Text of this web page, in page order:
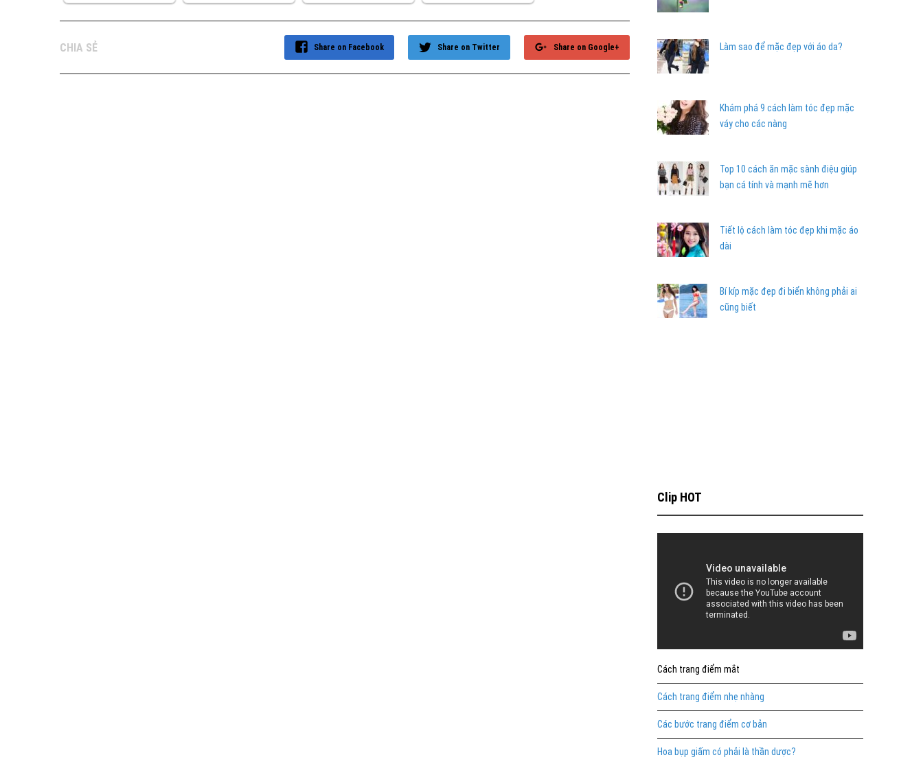
CHIA SẺ Share on Google+
Share on Twitter
Share on Facebook Làm sao để mặc đẹp với áo da?
Khám phá 9 cách làm tóc đẹp mặc
váy cho các nàng
Top 10 cách ăn mặc sành điệu giúp
bạn cá tính và mạnh mẽ hơn
Tiết lộ cách làm tóc đẹp khi mặc áo
dài
Bí kíp mặc đẹp đi biển không phải ai
cũng biết
Clip HOT
Cách trang điểm mắt
Cách trang điểm nhẹ nhàng
Các bước trang điểm cơ bản
Hoa bụp giấm có phải là thần dược?